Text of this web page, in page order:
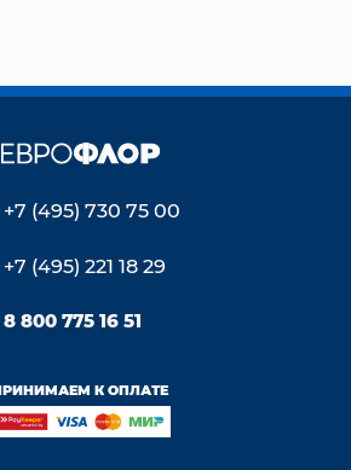
+7 (495) 730 75 00
+7 (495) 221 18 29
8 800 775 16 51
К ОПЛАТЕ